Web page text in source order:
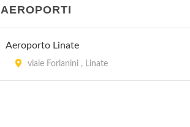
AEROPORTI
Aeroporto Linate
viale Forlanini , Linate